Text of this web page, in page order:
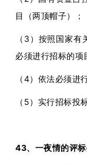
目（两顶帽子）；
（3）按照国家
必须进行招标的项
（4）依法必须进
（5）实行招标投
43、一夜情的评